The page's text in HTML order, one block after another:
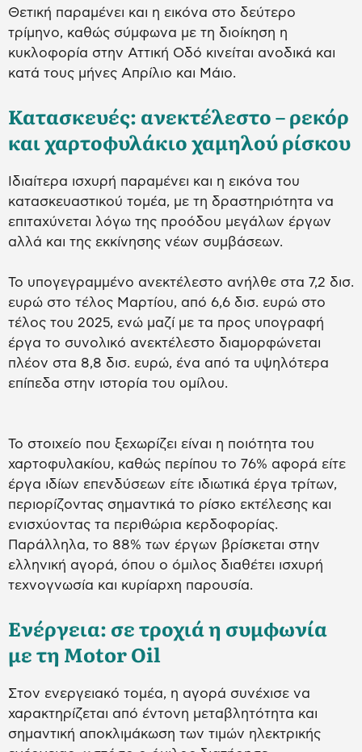
Θετική παραμένει και η εικόνα στο δεύτερο
τρίμηνο, καθώς σύμφωνα με τη διοίκηση η
κυκλοφορία στην Αττική Οδό κινείται ανοδικά και
κατά τους μήνες Απρίλιο και Μάιο.
Κατασκευές: ανεκτέλεστο – ρεκόρ
και χαρτοφυλάκιο χαμηλού ρίσκου
Ιδιαίτερα ισχυρή παραμένει και η εικόνα του
κατασκευαστικού τομέα, με τη δραστηριότητα να
επιταχύνεται λόγω της προόδου μεγάλων έργων
αλλά και της εκκίνησης νέων συμβάσεων.
Το υπογεγραμμένο ανεκτέλεστο ανήλθε στα 7,2 δισ.
ευρώ στο τέλος Μαρτίου, από 6,6 δισ. ευρώ στο
τέλος του 2025, ενώ μαζί με τα προς υπογραφή
έργα το συνολικό ανεκτέλεστο διαμορφώνεται
πλέον στα 8,8 δισ. ευρώ, ένα από τα υψηλότερα
επίπεδα στην ιστορία του ομίλου.
Το στοιχείο που ξεχωρίζει είναι η ποιότητα του
χαρτοφυλακίου, καθώς περίπου το 76% αφορά είτε
έργα ιδίων επενδύσεων είτε ιδιωτικά έργα τρίτων,
περιορίζοντας σημαντικά το ρίσκο εκτέλεσης και
ενισχύοντας τα περιθώρια κερδοφορίας.
Παράλληλα, το 88% των έργων βρίσκεται στην
ελληνική αγορά, όπου ο όμιλος διαθέτει ισχυρή
τεχνογνωσία και κυρίαρχη παρουσία.
Ενέργεια: σε τροχιά η συμφωνία
με τη Motor Oil
Στον ενεργειακό τομέα, η αγορά συνέχισε να
χαρακτηρίζεται από έντονη μεταβλητότητα και
σημαντική αποκλιμάκωση των τιμών ηλεκτρικής